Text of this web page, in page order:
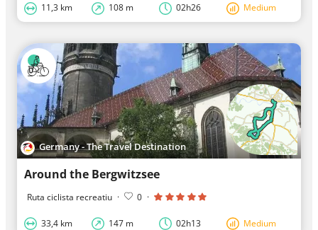
11,3 km 108 m 02h26 Medium
Germany - The Travel Destination
Around the Bergwitzsee
Ruta ciclista recreatiu · 0 ·
33,4 km 147 m 02h13 Medium